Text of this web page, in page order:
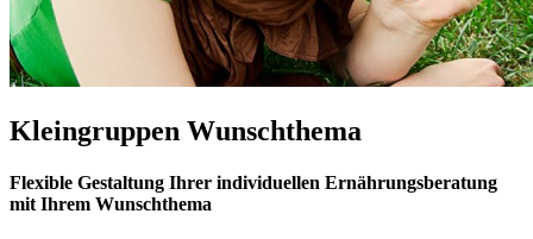
Kleingruppen Wunschthema
Flexible Gestaltung Ihrer individuellen Ernährungsberatung
mit Ihrem Wunschthema